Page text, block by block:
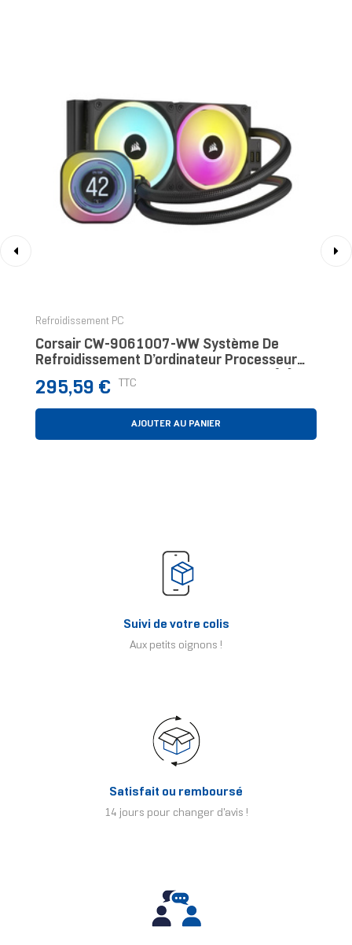
Refroidissement PC
Corsair CW-9061007-WW Système De
Refroidissement D’ordinateur Processeur
Refroidisseur D'air 12 Cm Noir 2 Pièce(s)
Prix
295,59 € TTC
AJOUTER AU PANIER
Suivi de votre colis
Aux petits oignons !
Satisfait ou remboursé
14 jours pour changer d'avis !